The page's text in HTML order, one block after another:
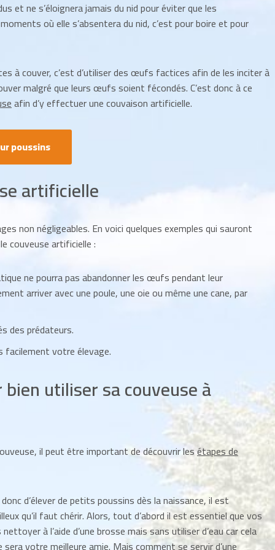
et ne s’éloignera jamais du nid pour éviter que les
où elle s’absentera du nid, c’est pour boire et pour
à couver, c’est d’utiliser des œufs factices afin de les inciter à
malgré que leurs œufs soient fécondés. C’est donc à ce
afin d’y effectuer une couvaison artificielle.
poussins
artificielle
non négligeables. En voici quelques exemples qui sauront
couveuse artificielle :
ne pourra pas abandonner les œufs pendant leur
arriver avec une poule, une oie ou même une cane, par
des prédateurs.
facilement votre élevage.
utiliser sa couveuse à
il peut être important de découvrir lesétapes de
d’élever de petits poussins dès la naissance, il est
qu’il faut chérir. Alors, tout d’abord il est essentiel que vos
à l’aide d’une brosse mais sans utiliser d’eau car cela
votre meilleure amie. Mais comment se servir d’une